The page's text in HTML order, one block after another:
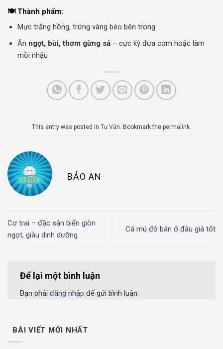
🍽️ Thành phẩm:
Mực trắng hồng, trứng vàng béo bên trong
Ăn ngọt, bùi, thơm gừng sả– cực kỳ đưa cơm hoặc làm
mồi nhậu
This entry was posted in Tư Vấn. Bookmark the permalink.
BẢO AN
Cơ trai – đặc sản biển giòn
ngọt, giàu dinh dưỡng
Cá mú đỏ bán ở đâu giá tốt
Để lại một bình luận
Bạn phải đăng nhập để gửi bình luận.
BÀI VIẾT MỚI NHẤT